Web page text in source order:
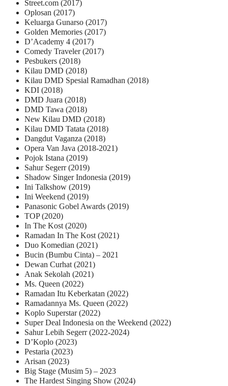
Street.com (2017)
Oplosan (2017)
Keluarga Gunarso (2017)
Golden Memories (2017)
D’Academy 4 (2017)
Comedy Traveler (2017)
Pesbukers (2018)
Kilau DMD (2018)
Kilau DMD Spesial Ramadhan (2018)
KDI (2018)
DMD Juara (2018)
DMD Tawa (2018)
New Kilau DMD (2018)
Kilau DMD Tatata (2018)
Dangdut Vaganza (2018)
Opera Van Java (2018-2021)
Pojok Istana (2019)
Sahur Segerr (2019)
Shadow Singer Indonesia (2019)
Ini Talkshow (2019)
Ini Weekend (2019)
Panasonic Gobel Awards (2019)
TOP (2020)
In The Kost (2020)
Ramadan In The Kost (2021)
Duo Komedian (2021)
Bucin (Bumbu Cinta) – 2021
Dewan Curhat (2021)
Anak Sekolah (2021)
Ms. Queen (2022)
Ramadan Itu Keberkatan (2022)
Ramadannya Ms. Queen (2022)
Koplo Superstar (2022)
Super Deal Indonesia on the Weekend (2022)
Sahur Lebih Segerr (2022-2024)
D’Koplo (2023)
Pestaria (2023)
Arisan (2023)
Big Stage (Musim 5) – 2023
The Hardest Singing Show (2024)